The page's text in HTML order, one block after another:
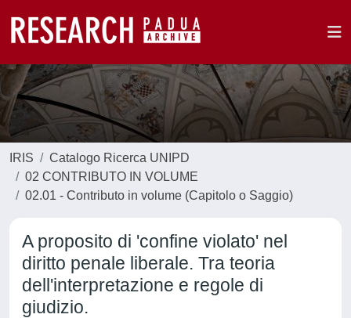
IRIS
Catalogo Ricerca UNIPD
02 CONTRIBUTO IN VOLUME
02.01 - Contributo in volume (Capitolo o Saggio)
A proposito di 'confine violato' nel
diritto penale liberale. Tra teoria
dell'interpretazione e regole di
giudizio.